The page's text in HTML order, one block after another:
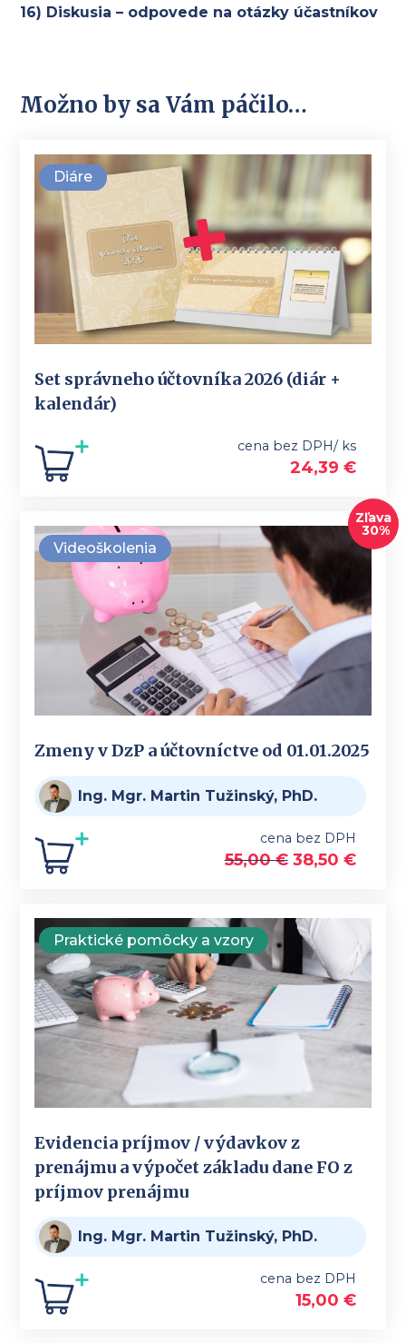
16) Diskusia – odpovede na otázky účastníkov
Možno by sa Vám páčilo…
Diáre
Set správneho účtovníka 2026 (diár +
kalendár)
cena bez DPH/ ks
24,39 €
Videoškolenia
Zľava
30%
Zmeny v DzP a účtovníctve od 01.01.2025
Ing. Mgr. Martin Tužinský, PhD.
cena bez DPH
55,00€ 38,50 €
Praktické pomôcky a vzory
Evidencia príjmov / výdavkov z
prenájmu a výpočet základu dane FO z
príjmov prenájmu
Ing. Mgr. Martin Tužinský, PhD.
cena bez DPH
15,00 €